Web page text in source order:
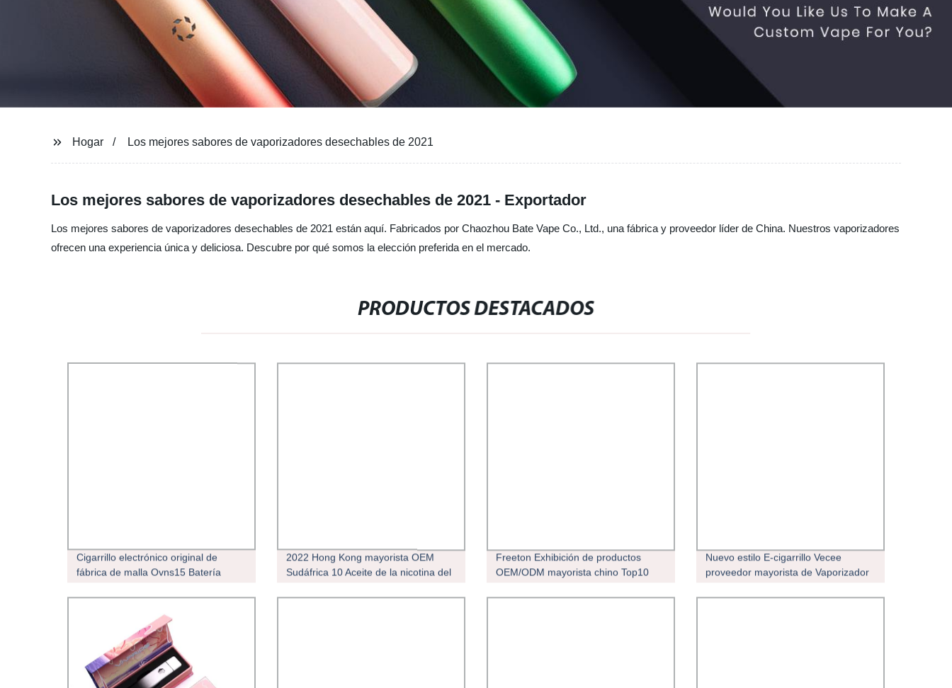
Hogar Los mejores sabores de vaporizadores desechables de 2021
Los mejores sabores de vaporizadores desechables de 2021 - Exportador
Los mejores sabores de vaporizadores desechables de 2021 están aquí. Fabricados por Chaozhou Bate Vape Co., Ltd., una fábrica y proveedor líder de China. Nuestros vaporizadores
ofrecen una experiencia única y deliciosa. Descubre por qué somos la elección preferida en el mercado.
PRODUCTOS DESTACADOS
Cigarrillo electrónico original de
fábrica de malla Ovns15 Batería
vaporizador
2022 Hong Kong mayorista OEM
Sudáfrica 10 Aceite de la nicotina del
desechables de metanfetamina Vape
Freeton Exhibición de productos
OEM/ODM mayorista chino Top10
alternativa más saludable
Nuevo estilo E-cigarrillo Vecee
proveedor mayorista de Vaporizador
Bar 600mAh E cigarrillo desechable